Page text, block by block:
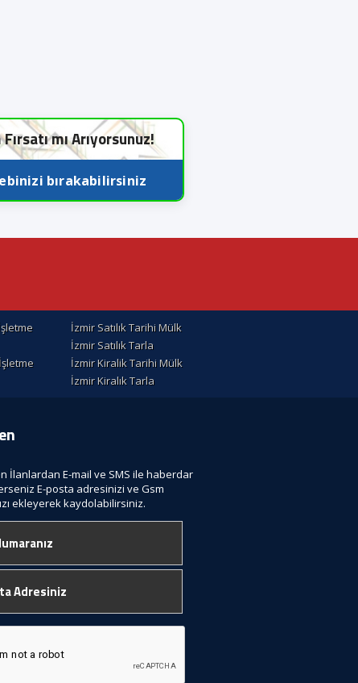
Fırsatı mı Arıyorsunuz!
bırakabilirsiniz
İzmir Satılık Tarihi Mülk
İzmir Satılık Tarla
İzmir Kiralik Tarihi Mülk
İzmir Kiralık Tarla
İlanlardan E-mail ve SMS ile haberdar
E-posta adresinizi ve Gsm
ekleyerek kaydolabilirsiniz.